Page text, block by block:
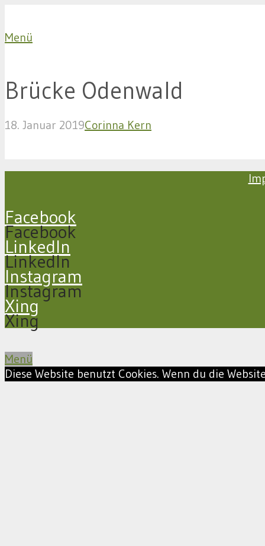
Menü
Brücke Odenwald
18. Januar 2019Corinna Kern
Facebook
Facebook
LinkedIn
LinkedIn
Instagram
Instagram
Xing
Xing
Menü
Diese Website benutzt Cookies. Wenn du die